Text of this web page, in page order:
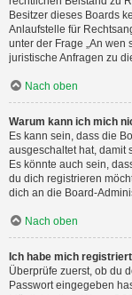
Besitzer dieses Boards
Anlaufstelle für
unter der Frage „An
juristische Anfragen zu
Nach oben
Warum kann ich mich
Es kann sein, dass die
ausgeschaltet hat, damit
Es könnte auch sein,
du dich registrieren
dich an die Board-
Nach oben
Ich habe mich
Überprüfe zuerst, ob du
Passwort eingegeben